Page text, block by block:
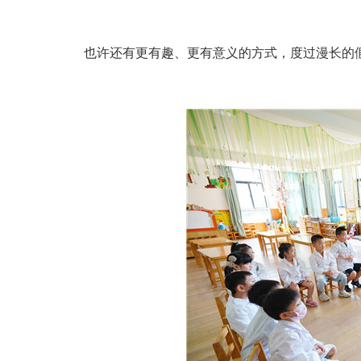
也许还有更有趣、更有意义的方式，度过漫长的